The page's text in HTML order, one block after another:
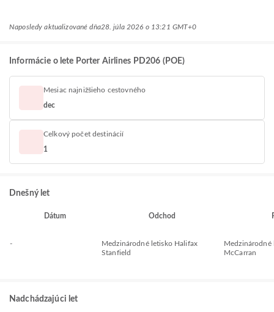
Naposledy aktualizované dňa28. júla 2026 o 13:21 GMT+0
Informácie o lete Porter Airlines PD206 (POE)
Mesiac najnižšieho cestovného
dec
Celkový počet destinácií
1
Dnešný let
Dátum Odchod
-
Medzinárodné letisko Halifax
Stanfield
Medzinárodné
McCarran
Nadchádzajúci let